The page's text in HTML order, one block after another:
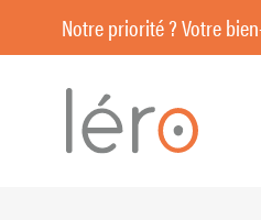
Notre priorité ? Votre bien-être !